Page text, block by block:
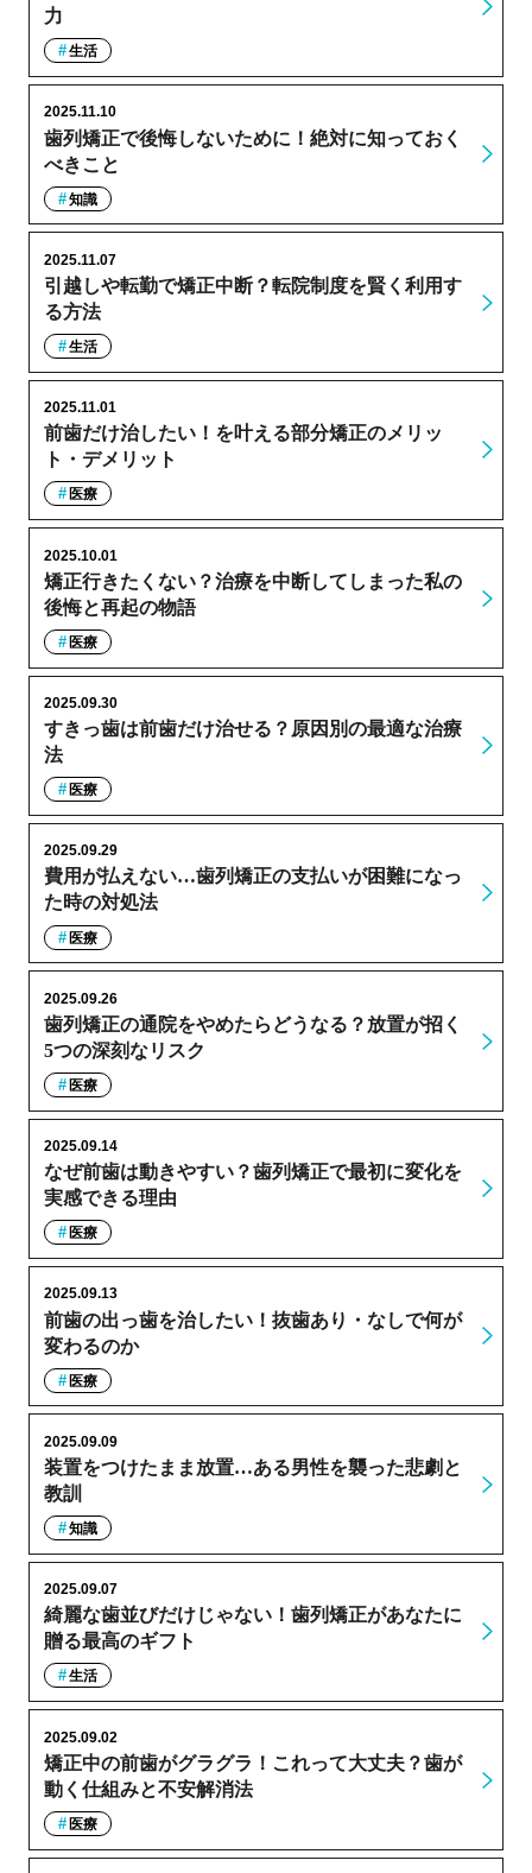
力
生活
歯列矯正で後悔しないために！絶対に知っておく
べきこと
2025.11.10
知識
引越しや転勤で矯正中断？転院制度を賢く利用す
る方法
2025.11.07
生活
前歯だけ治したい！を叶える部分矯正のメリッ
ト・デメリット
2025.11.01
医療
矯正行きたくない？治療を中断してしまった私の
後悔と再起の物語
2025.10.01
医療
すきっ歯は前歯だけ治せる？原因別の最適な治療
法
2025.09.30
医療
費用が払えない…歯列矯正の支払いが困難になっ
た時の対処法
2025.09.29
医療
歯列矯正の通院をやめたらどうなる？放置が招く
5つの深刻なリスク
2025.09.26
医療
なぜ前歯は動きやすい？歯列矯正で最初に変化を
実感できる理由
2025.09.14
医療
前歯の出っ歯を治したい！抜歯あり・なしで何が
変わるのか
2025.09.13
医療
装置をつけたまま放置…ある男性を襲った悲劇と
教訓
2025.09.09
知識
綺麗な歯並びだけじゃない！歯列矯正があなたに
贈る最高のギフト
2025.09.07
生活
矯正中の前歯がグラグラ！これって大丈夫？歯が
動く仕組みと不安解消法
2025.09.02
医療